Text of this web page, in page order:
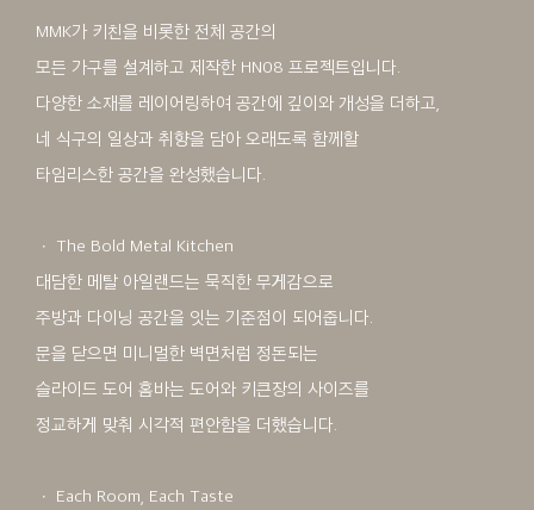
MMK가 키친을 비롯한 전체 공간의
모든 가구를 설계하고 제작한 HN08 프로젝트입니다.
다양한 소재를 레이어링하여 공간에 깊이와 개성을 더하고,
네 식구의 일상과 취향을 담아 오래도록 함께할
타임리스한 공간을 완성했습니다.
ㆍ The Bold Metal Kitchen
대담한 메탈 아일랜드는 묵직한 무게감으로
주방과 다이닝 공간을 잇는 기준점이 되어줍니다.
문을 닫으면 미니멀한 벽면처럼 정돈되는
슬라이드 도어 홈바는 도어와 키큰장의 사이즈를
정교하게 맞춰 시각적 편안함을 더했습니다.
ㆍ Each Room, Each Taste